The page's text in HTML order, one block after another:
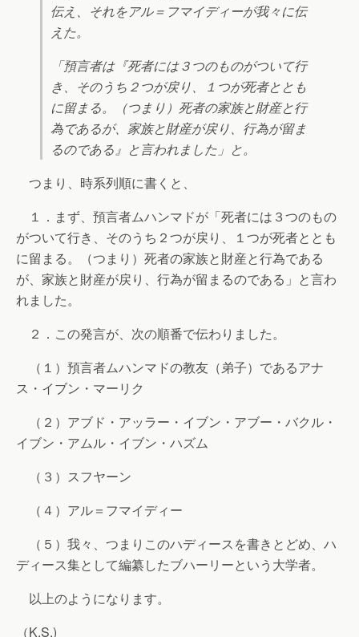
伝え、それをアル＝フマイディーが我々に伝
えた。
「預言者は『死者には３つのものがついて行
き、そのうち２つが戻り、１つが死者ととも
に留まる。（つまり）死者の家族と財産と行
為であるが、家族と財産が戻り、行為が留ま
るのである』と言われました」と。
つまり、時系列順に書くと、
１．まず、預言者ムハンマドが「死者には３つのもの
がついて行き、そのうち２つが戻り、１つが死者ととも
に留まる。（つまり）死者の家族と財産と行為である
が、家族と財産が戻り、行為が留まるのである」と言わ
れました。
２．この発言が、次の順番で伝わりました。
（１）預言者ムハンマドの教友（弟子）であるアナ
ス・イブン・マーリク
（２）アブド・アッラー・イブン・アブー・バクル・
イブン・アムル・イブン・ハズム
（３）スフヤーン
（４）アル＝フマイディー
（５）我々、つまりこのハディースを書きとどめ、ハ
ディース集として編纂したブハーリーという大学者。
以上のようになります。
（K.S.)